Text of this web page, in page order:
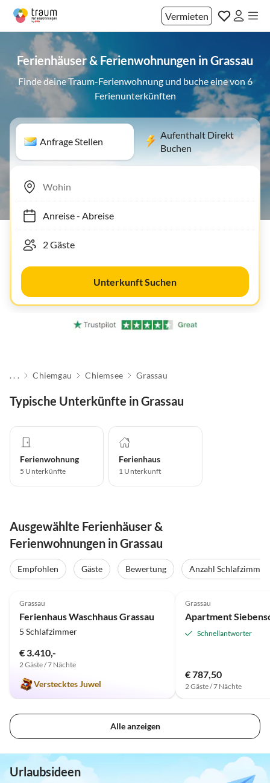
Vermieten
Ferienhäuser & Ferienwohnungen in Grassau
Finde deine Traum-Ferienwohnung und buche eine von 6
Ferienunterkünften
Anfrage Stellen
Aufenthalt Direkt
Buchen
Anreise- Abreise
Unterkunft Suchen
. . . Chiemgau Chiemsee Grassau
Typische Unterkünfte in Grassau
Ferienwohnung
5 Unterkünfte
Ferienhaus
1 Unterkunft
Ausgewählte Ferienhäuser &
Ferienwohnungen in Grassau
Empfohlen Gäste Bewertung Anzahl Schlafzimmer
Grassau
Ferienhaus Waschhaus Grassau
5 Schlafzimmer
€ 3.410,-
2 Gäste / 7 Nächte
Verstecktes Juwel
Grassau
Apartment
Schnellantworter
€ 787,50
2 Gäste / 7 Nächte
Alle anzeigen
Urlaubsideen